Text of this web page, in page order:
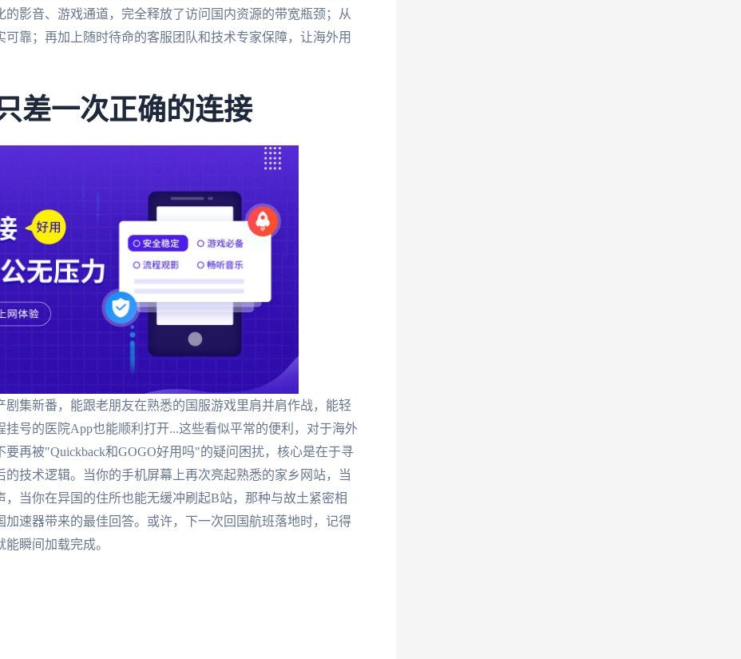
影音、游戏通道，完全释放了访问国内资源的带宽瓶颈；从
靠；再加上随时待命的客服团队和技术专家保障，让海外用
差一次正确的连接
集新番，能跟老朋友在熟悉的国服游戏里肩并肩作战，能轻
号的医院App也能顺利打开...这些看似平常的便利，对于海外
再被"Quickback和GOGO好用吗"的疑问困扰，核心是在于寻
技术逻辑。当你的手机屏幕上再次亮起熟悉的家乡网站，当
当你在异国的住所也能无缓冲刷起B站，那种与故土紧密相
速器带来的最佳回答。或许，下一次回国航班落地时，记得
瞬间加载完成。